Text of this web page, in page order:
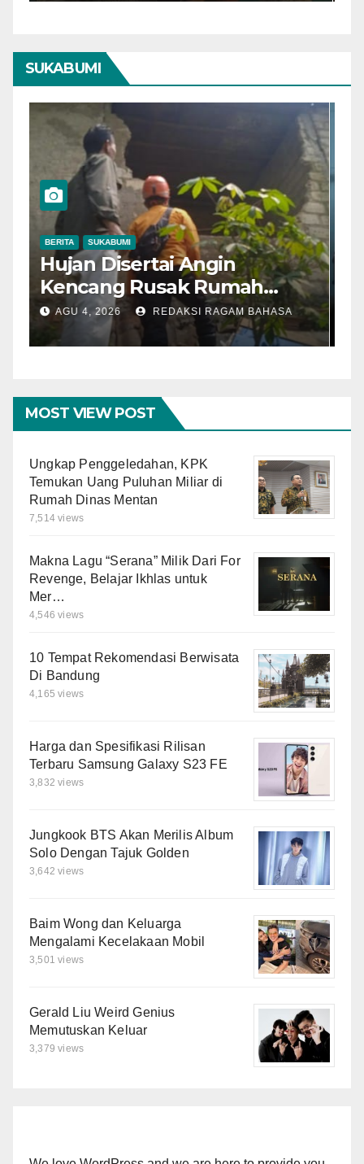
SUKABUMI
BERITA SUKABUMI
Hujan Disertai Angin
Kencang Rusak Rumah
Warga di Dramaga, BPBD
Lakukan Pendataan
AGU 4, 2026 REDAKSI RAGAM BAHASA
MOST VIEW POST
Ungkap Penggeledahan, KPK
Temukan Uang Puluhan Miliar di
Rumah Dinas Mentan
7,514 views
Makna Lagu “Serana” Milik Dari For
Revenge, Belajar Ikhlas untuk
Mer…
4,546 views
10 Tempat Rekomendasi Berwisata
Di Bandung
4,165 views
Harga dan Spesifikasi Rilisan
Terbaru Samsung Galaxy S23 FE
3,832 views
Jungkook BTS Akan Merilis Album
Solo Dengan Tajuk Golden
3,642 views
Baim Wong dan Keluarga
Mengalami Kecelakaan Mobil
3,501 views
Gerald Liu Weird Genius
Memutuskan Keluar
3,379 views